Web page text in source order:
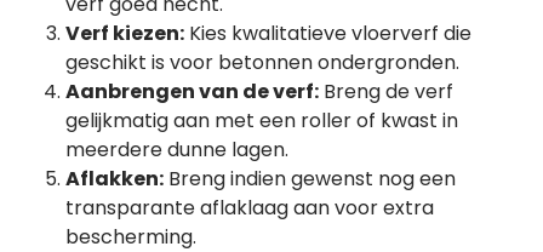
Verf kiezen: Kies kwalitatieve vloerverf die
geschikt is voor betonnen ondergronden.
Aanbrengen van de verf: Breng de verf
gelijkmatig aan met een roller of kwast in
meerdere dunne lagen.
Aflakken: Breng indien gewenst nog een
transparante aflaklaag aan voor extra
bescherming.